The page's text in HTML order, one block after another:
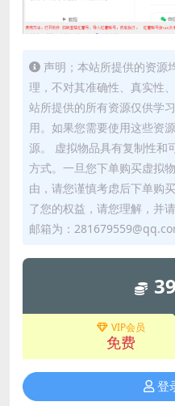
声明；本站所提供的资源
理，不对其准确性、真实性
站所提供的所有资源仅供学
用。如果您需要使用这些资
源。 虚拟物品具有复制性和
方式。一旦您下单购买虚拟
由，请您谨慎考虑后下单购
了您的权益，请您理解，并
邮箱为：
VIP会员
免费
登